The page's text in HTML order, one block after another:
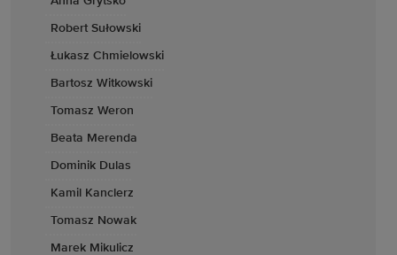
Robert Sułowski
Łukasz Chmielowski
Bartosz Witkowski
Tomasz Weron
Beata Merenda
Dominik Dulas
Kamil Kanclerz
Tomasz Nowak
Marek Mikulicz